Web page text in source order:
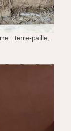
: terre-paille,